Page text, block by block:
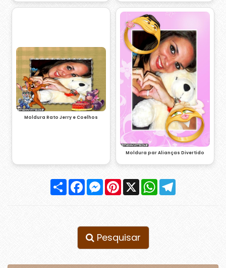
Moldura Rato Jerry e Coelhos
Moldura par Alianças Divertido
Compartilhar
FacebookMessenger
Pinterest
X WhatsApp
Pesquisar